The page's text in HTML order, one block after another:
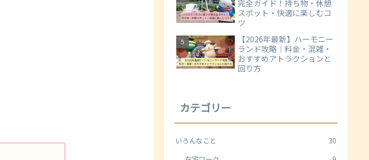
完全ガイド！持ち物・休憩
スポット・快適に楽しむコ
ツ
【2026年最新】ハーモニー
ランド攻略｜料金・混雑・
おすすめアトラクションと
回り方
カテゴリー
いろんなこと
30